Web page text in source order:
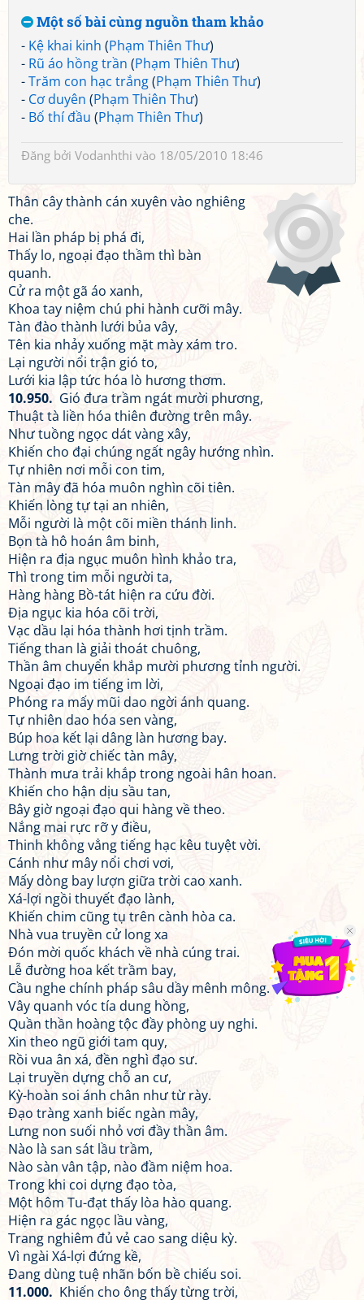
Một số bài cùng nguồn tham khảo
- Kệ khai kinh (Phạm Thiên Thư)
- Rũ áo hồng trần (Phạm Thiên Thư)
-Trăm con hạc trắng(Phạm Thiên Thư)
- Cơ duyên (Phạm Thiên Thư)
- Bố thí đầu (Phạm Thiên Thư)
Đăng bởi Vodanhthi vào 18/05/2010 18:46
Thân cây thành cán xuyên vào nghiêng
che.
Hai lần pháp bị phá đi,
Thấy lo, ngoại đạo thầm thì bàn
quanh.
Cử ra một gã áo xanh,
Khoa tay niệm chú phi hành cưỡi mây.
Tàn đào thành lưới bủa vây,
Tên kia nhảy xuống mặt mày xám tro.
Lại người nổi trận gió to,
Lưới kia lập tức hóa lò hương thơm.
10.950. Gió đưa trầm ngát mười phương,
Thuật tà liền hóa thiên đường trên mây.
Như tuồng ngọc dát vàng xây,
Khiến cho đại chúng ngất ngây hướng nhìn.
Tự nhiên nơi mỗi con tim,
Tàn mây đã hóa muôn nghìn cõi tiên.
Khiến lòng tự tại an nhiên,
Mỗi người là một cõi miền thánh linh.
Bọn tà hô hoán âm binh,
Hiện ra địa ngục muôn hình khảo tra,
Thì trong tim mỗi người ta,
Hàng hàng Bồ-tát hiện ra cứu đời.
Địa ngục kia hóa cõi trời,
Vạc dầu lại hóa thành hơi tịnh trầm.
Tiếng than là giải thoát chuông,
Thần âm chuyển khắp mười phương tỉnh người.
Ngoại đạo im tiếng im lời,
Phóng ra mấy mũi dao ngời ánh quang.
Tự nhiên dao hóa sen vàng,
Búp hoa kết lại dâng làn hương bay.
Lưng trời giờ chiếc tàn mây,
Thành mưa trải khắp trong ngoài hân hoan.
Khiến cho hận dịu sầu tan,
Bây giờ ngoại đạo qui hàng về theo.
Nắng mai rực rỡ y điều,
Thinh không vẳng tiếng hạc kêu tuyệt vời.
Cánh như mây nổi chơi vơi,
Mấy dòng bay lượn giữa trời cao xanh.
Xá-lợi ngồi thuyết đạo lành,
Khiến chim cũng tụ trên cành hòa ca.
Nhà vua truyền cử long xa
Đón mời quốc khách về nhà cúng trai.
Lễ đường hoa kết trầm bay,
Cầu nghe chính pháp sâu dầy mênh mông.
Vây quanh vóc tía dung hồng,
Quần thần hoàng tộc đầy phòng uy nghi.
Xin theo ngũ giới tam quy,
Rồi vua ân xá, đền nghì đạo sư.
Lại truyền dựng chỗ an cư,
Kỳ-hoàn soi ánh chân như từ rày.
Đạo tràng xanh biếc ngàn mây,
Lưng non suối nhỏ vơi đầy thần âm.
Nào là san sát lầu trầm,
Nào sàn vân tập, nào đầm niệm hoa.
Trong khi coi dựng đạo tòa,
Một hôm Tu-đạt thấy lòa hào quang.
Hiện ra gác ngọc lầu vàng,
Trang nghiêm đủ vẻ cao sang diệu kỳ.
Vì ngài Xá-lợi đứng kề,
Đang dùng tuệ nhãn bốn bề chiếu soi.
11.000. Khiến cho ông thấy từng trời,